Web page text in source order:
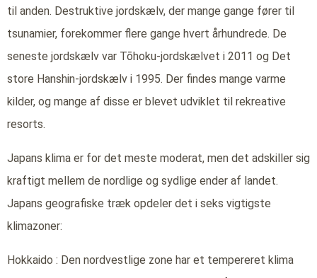
til anden. Destruktive jordskælv, der mange gange fører til
tsunamier, forekommer flere gange hvert århundrede. De
seneste jordskælv var Tōhoku-jordskælvet i 2011 og Det
store Hanshin-jordskælv i 1995. Der findes mange varme
kilder, og mange af disse er blevet udviklet til rekreative
resorts.
Japans klima er for det meste moderat, men det adskiller sig
kraftigt mellem de nordlige og sydlige ender af landet.
Japans geografiske træk opdeler det i seks vigtigste
klimazoner:
Hokkaido : Den nordvestlige zone har et tempereret klima